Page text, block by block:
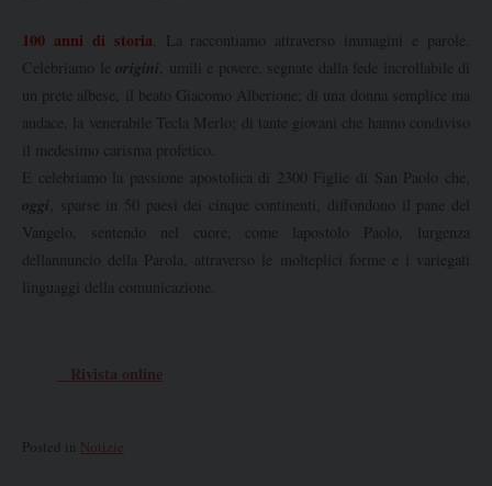
100 anni di storia. La raccontiamo attraverso immagini e parole.
Celebriamo le origini, umili e povere, segnate dalla fede incrollabile di
un prete albese, il beato Giacomo Alberione; di una donna semplice ma
audace, la venerabile Tecla Merlo; di tante giovani che hanno condiviso
il medesimo carisma profetico.
E celebriamo la passione apostolica di 2300 Figlie di San Paolo che,
oggi, sparse in 50 paesi dei cinque continenti, diffondono il pane del
Vangelo, sentendo nel cuore, come lapostolo Paolo, lurgenza
dellannuncio della Parola, attraverso le molteplici forme e i variegati
linguaggi della comunicazione.
Rivista online
Posted in Notizie